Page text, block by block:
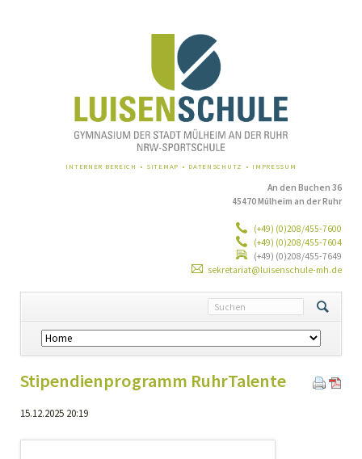
NAVIGATION
INTERNER BEREICH SITEMAP DATENSCHUTZ IMPRESSUM
An den Buchen 36
45470 Mülheim an der Ruhr
(+49) (0)208/455-7600
(+49) (0)208/455-7604
(+49) (0)208/455-7649
sekretariat@luisenschule-mh.de
Navigation
überspringen
Stipendienprogramm RuhrTalente
15.12.2025 20:19